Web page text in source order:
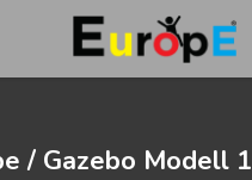
/ Gazebo Modell 1